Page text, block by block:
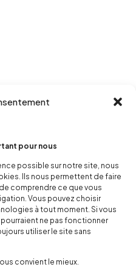
pour nous
possible sur notre site, nous
Ils nous permettent de faire
comprendre ce que vous
Vous pouvez choisir
à tout moment. Si vous
ne pas fonctionner
utiliser le site sans
convient le mieux.